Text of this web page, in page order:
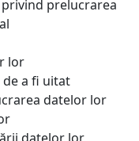
prelucrarea
lor
a fi uitat
datelor lor